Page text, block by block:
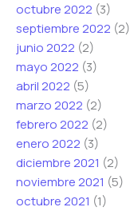
octubre 2022 (3)
septiembre 2022 (2)
junio 2022 (2)
mayo 2022 (3)
abril 2022 (5)
marzo 2022 (2)
febrero 2022 (2)
enero 2022 (3)
diciembre 2021 (2)
noviembre 2021 (5)
octubre 2021 (1)